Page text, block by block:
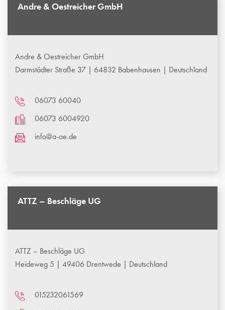
Andre & Oestreicher GmbH
Andre & Oestreicher GmbH
Darmstädter Straße 37 | 64832 Babenhausen | Deutschland
06073 60040
06073 6004920
info@a-oe.de
ATTZ – Beschläge UG
ATTZ – Beschläge UG
Heideweg 5 | 49406 Drentwede | Deutschland
015232061569